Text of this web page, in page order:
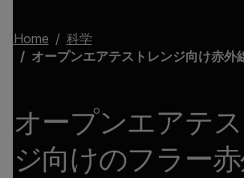
Home
科学
オープンエアテストレンジ向け赤外線ソリュー
オープンエアテ
ジ向けのフラー